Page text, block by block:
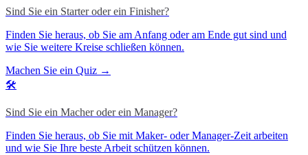
Sind Sie ein Starter oder ein Finisher?
Finden Sie heraus, ob Sie am Anfang oder am Ende gut sind und
wie Sie weitere Kreise schließen können.
Machen Sie ein Quiz →
🛠️
Sind Sie ein Macher oder ein Manager?
Finden Sie heraus, ob Sie mit Maker- oder Manager-Zeit arbeiten
und wie Sie Ihre beste Arbeit schützen können.